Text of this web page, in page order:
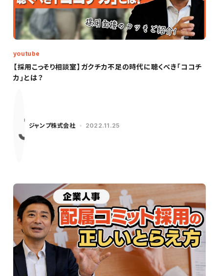
【採用こっそり相談室】ガクチカ不足の時代に聴くべき「ココチ
カ」とは？
youtube
ジャンプ株式会社 2022.11.25